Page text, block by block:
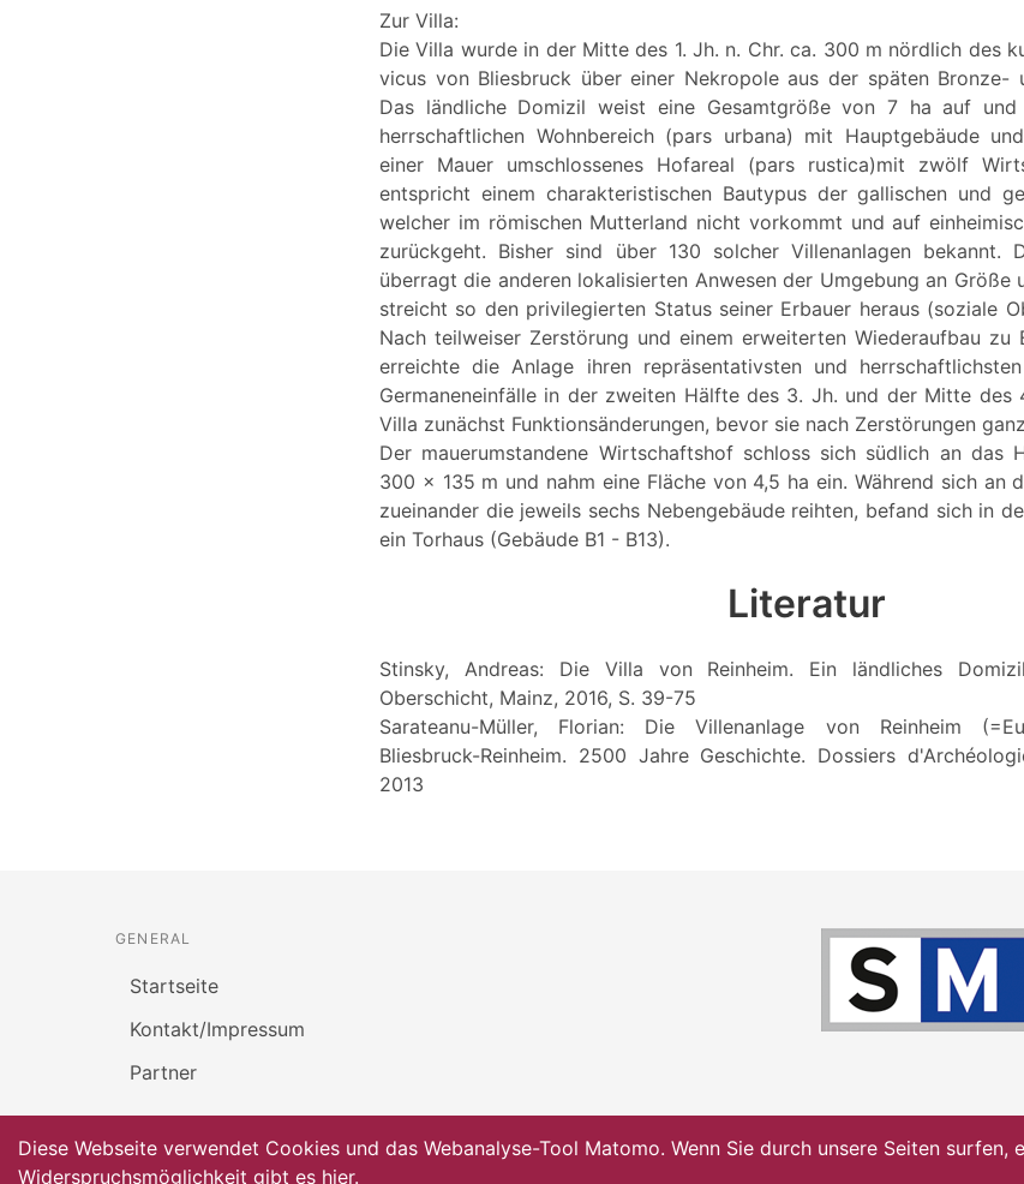
Zur Villa:
Die Villa wurde in der Mitte des 1. Jh. n. Chr. ca. 300 m nördlich des
vicus von Bliesbruck über einer Nekropole aus der späten Bronze-
Das ländliche Domizil weist eine Gesamtgröße von 7 ha auf
herrschaftlichen Wohnbereich (pars urbana) mit Hauptgebäude
einer Mauer umschlossenes Hofareal (pars rustica)mit zwölf
entspricht einem charakteristischen Bautypus der gallischen und
welcher im römischen Mutterland nicht vorkommt und auf
zurückgeht. Bisher sind über 130 solcher Villenanlagen bekannt.
überragt die anderen lokalisierten Anwesen der Umgebung an Größe
streicht so den privilegierten Status seiner Erbauer heraus (soziale
Nach teilweiser Zerstörung und einem erweiterten Wiederaufbau zu
erreichte die Anlage ihren repräsentativsten und
Germaneneinfälle in der zweiten Hälfte des 3. Jh. und der Mitte des
Villa zunächst Funktionsänderungen, bevor sie nach Zerstörungen
Der mauerumstandene Wirtschaftshof schloss sich südlich an das
300 x 135 m und nahm eine Fläche von 4,5 ha ein. Während sich an
zueinander die jeweils sechs Nebengebäude reihten, befand sich in
ein Torhaus (Gebäude B1 - B13).
Literatur
Stinsky, Andreas: Die Villa von Reinheim. Ein ländliches
Oberschicht, Mainz, 2016, S. 39-75
Sarateanu-Müller, Florian: Die Villenanlage von Reinheim
Bliesbruck-Reinheim. 2500 Jahre Geschichte. Dossiers
2013
GENERAL
Startseite
Kontakt/Impressum
Partner
Diese Webseite verwendet Cookies und das Webanalyse-Tool Matomo. Wenn Sie durch unsere Seiten surfen,
Widerspruchsmöglichkeit gibt es hier.